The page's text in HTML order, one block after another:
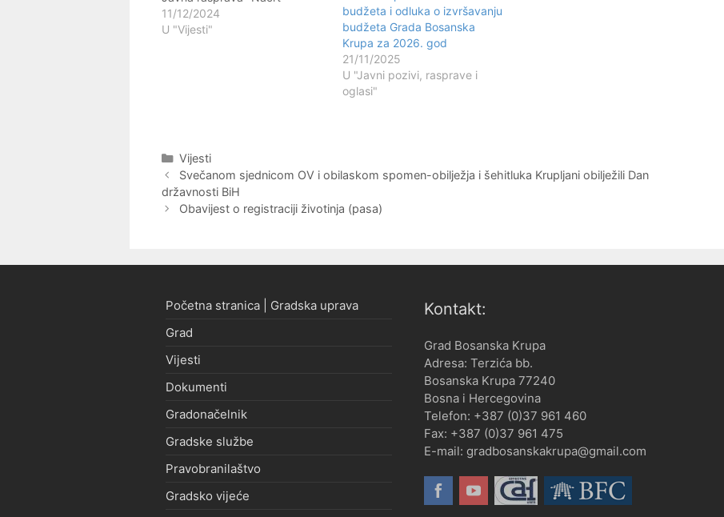
programa zajedničke
komunalne potrošnje za
11/12/2024
U "Vijesti"
budžeta i odluka o izvršavanju
budžeta Grada Bosanska
Krupa za 2026. god
21/11/2025
U "Javni pozivi, rasprave i
oglasi"
Kategorije
Vijesti
Navigacija
objava
Svečanom sjednicom OV i obilaskom spomen-obilježja i šehitluka Krupljani obilježili Dan
državnosti BiH
Obavijest o registraciji životinja (pasa)
Početna stranica | Gradska uprava
Grad
Vijesti
Dokumenti
Gradonačelnik
Gradske službe
Pravobranilaštvo
Gradsko vijeće
Kontakt:
Grad Bosanska Krupa
Adresa: Terzića bb.
Bosanska Krupa 77240
Bosna i Hercegovina
Telefon: +387 (0)37 961 460
Fax: +387 (0)37 961 475
E-mail: gradbosanskakrupa@gmail.com